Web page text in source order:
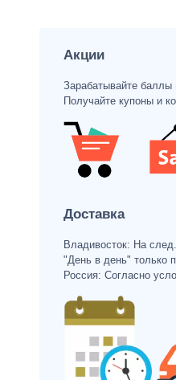
Акции
Зарабатывайте баллы
Получайте купоны и
Доставка
Владивосток: На
"День в день" только
Россия: Согласно